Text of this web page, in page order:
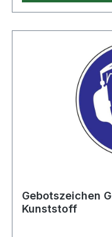
Gebotszeichen
Kunststoff